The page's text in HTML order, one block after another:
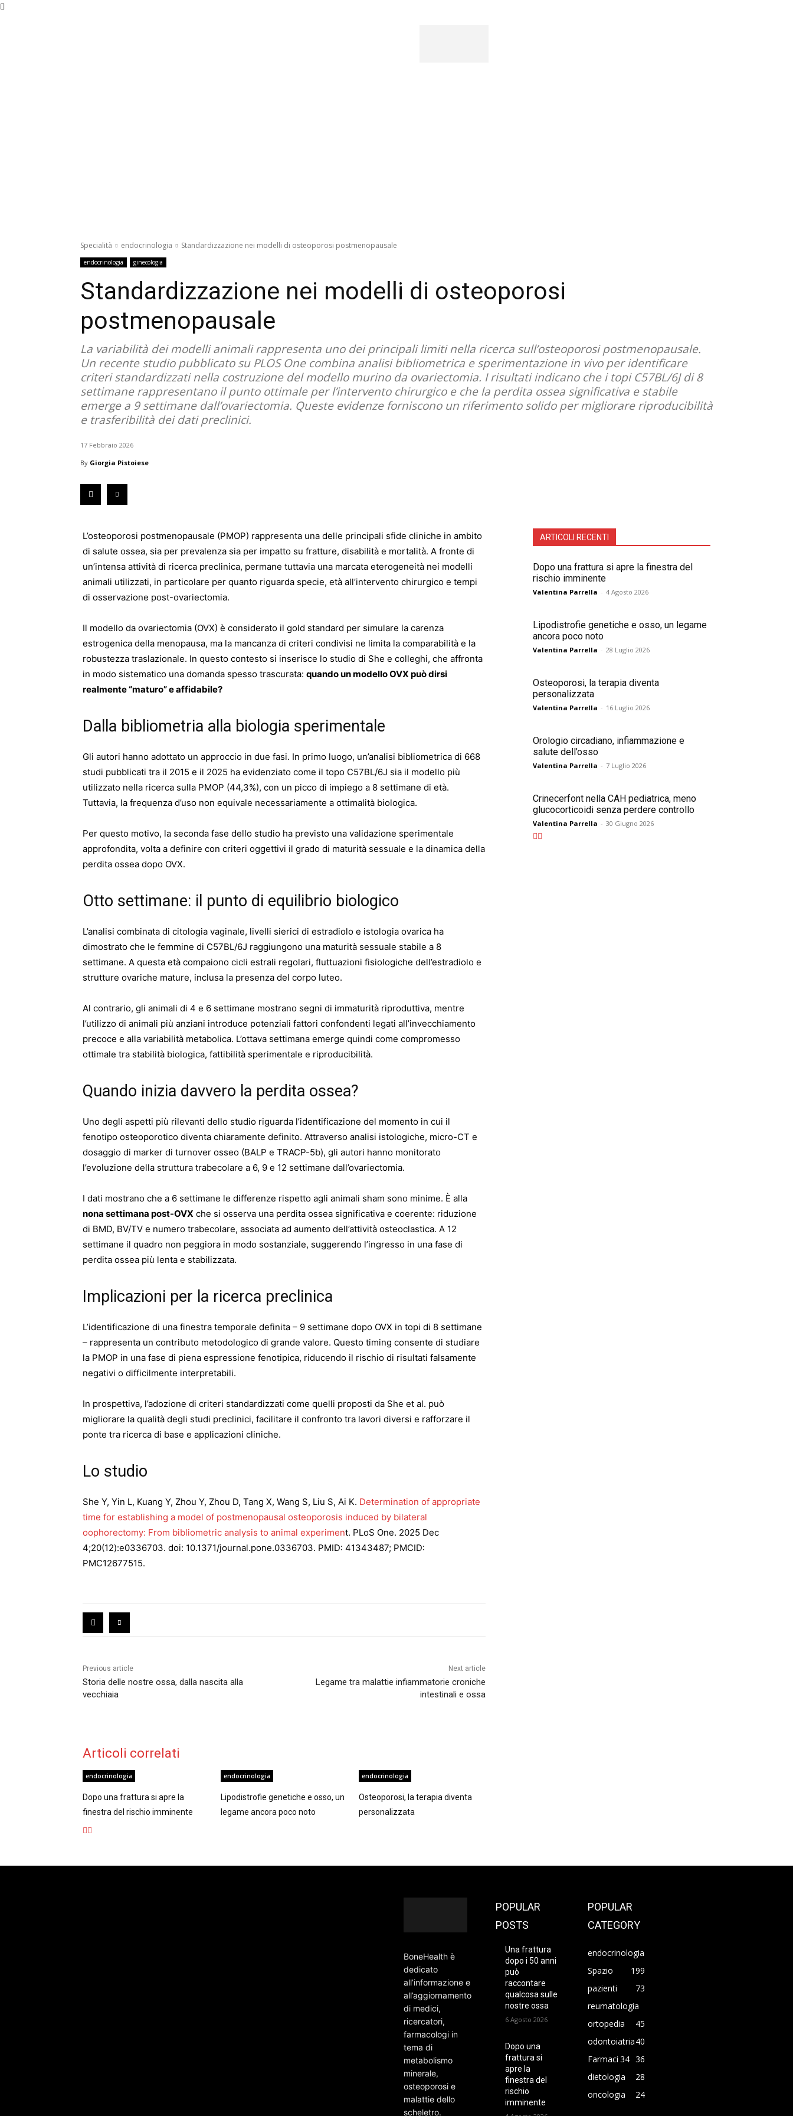
Specialità endocrinologia Standardizzazione nei modelli di osteoporosi postmenopausale
endocrinologia ginecologia
Standardizzazione nei modelli di osteoporosi
postmenopausale
La variabilità dei modelli animali rappresenta uno dei principali limiti nella ricerca sull’osteoporosi postmenopausale.
Un recente studio pubblicato su PLOS One combina analisi bibliometrica e sperimentazione in vivo per identificare
criteri standardizzati nella costruzione del modello murino da ovariectomia. I risultati indicano che i topi C57BL/6J di 8
settimane rappresentano il punto ottimale per l’intervento chirurgico e che la perdita ossea significativa e stabile
emerge a 9 settimane dall’ovariectomia. Queste evidenze forniscono un riferimento solido per migliorare riproducibilità
e trasferibilità dei dati preclinici.
17 Febbraio 2026
By Giorgia Pistoiese
L’osteoporosi postmenopausale (PMOP) rappresenta una delle principali sfide cliniche in ambito
di salute ossea, sia per prevalenza sia per impatto su fratture, disabilità e mortalità. A fronte di
un’intensa attività di ricerca preclinica, permane tuttavia una marcata eterogeneità nei modelli
animali utilizzati, in particolare per quanto riguarda specie, età all’intervento chirurgico e tempi
di osservazione post-ovariectomia.
Il modello da ovariectomia (OVX) è considerato il gold standard per simulare la carenza
estrogenica della menopausa, ma la mancanza di criteri condivisi ne limita la comparabilità e la
robustezza traslazionale. In questo contesto si inserisce lo studio di She e colleghi, che affronta
in modo sistematico una domanda spesso trascurata: quando un modello OVX può dirsi
realmente “maturo” e affidabile?
Dalla bibliometria alla biologia sperimentale
Gli autori hanno adottato un approccio in due fasi. In primo luogo, un’analisi bibliometrica di 668
studi pubblicati tra il 2015 e il 2025 ha evidenziato come il topo C57BL/6J sia il modello più
utilizzato nella ricerca sulla PMOP (44,3%), con un picco di impiego a 8 settimane di età.
Tuttavia, la frequenza d’uso non equivale necessariamente a ottimalità biologica.
Per questo motivo, la seconda fase dello studio ha previsto una validazione sperimentale
approfondita, volta a definire con criteri oggettivi il grado di maturità sessuale e la dinamica della
perdita ossea dopo OVX.
Otto settimane: il punto di equilibrio biologico
L’analisi combinata di citologia vaginale, livelli sierici di estradiolo e istologia ovarica ha
dimostrato che le femmine di C57BL/6J raggiungono una maturità sessuale stabile a 8
settimane. A questa età compaiono cicli estrali regolari, fluttuazioni fisiologiche dell’estradiolo e
strutture ovariche mature, inclusa la presenza del corpo luteo.
Al contrario, gli animali di 4 e 6 settimane mostrano segni di immaturità riproduttiva, mentre
l’utilizzo di animali più anziani introduce potenziali fattori confondenti legati all’invecchiamento
precoce e alla variabilità metabolica. L’ottava settimana emerge quindi come compromesso
ottimale tra stabilità biologica, fattibilità sperimentale e riproducibilità.
Quando inizia davvero la perdita ossea?
Uno degli aspetti più rilevanti dello studio riguarda l’identificazione del momento in cui il
fenotipo osteoporotico diventa chiaramente definito. Attraverso analisi istologiche, micro-CT e
dosaggio di marker di turnover osseo (BALP e TRACP-5b), gli autori hanno monitorato
l’evoluzione della struttura trabecolare a 6, 9 e 12 settimane dall’ovariectomia.
I dati mostrano che a 6 settimane le differenze rispetto agli animali sham sono minime. È alla
nona settimana post-OVX che si osserva una perdita ossea significativa e coerente: riduzione
di BMD, BV/TV e numero trabecolare, associata ad aumento dell’attività osteoclastica. A 12
settimane il quadro non peggiora in modo sostanziale, suggerendo l’ingresso in una fase di
perdita ossea più lenta e stabilizzata.
Implicazioni per la ricerca preclinica
L’identificazione di una finestra temporale definita – 9 settimane dopo OVX in topi di 8 settimane
– rappresenta un contributo metodologico di grande valore. Questo timing consente di studiare
la PMOP in una fase di piena espressione fenotipica, riducendo il rischio di risultati falsamente
negativi o difficilmente interpretabili.
In prospettiva, l’adozione di criteri standardizzati come quelli proposti da She et al. può
migliorare la qualità degli studi preclinici, facilitare il confronto tra lavori diversi e rafforzare il
ponte tra ricerca di base e applicazioni cliniche.
Lo studio
She Y, Yin L, Kuang Y, Zhou Y, Zhou D, Tang X, Wang S, Liu S, Ai K. Determination of appropriate
time for establishing a model of postmenopausal osteoporosis induced by bilateral
oophorectomy: From bibliometric analysis to animal experiment. PLoS One. 2025 Dec
4;20(12):e0336703. doi: 10.1371/journal.pone.0336703. PMID: 41343487; PMCID:
PMC12677515.
Previous article
Storia delle nostre ossa, dalla nascita alla
vecchiaia
Next article
Legame tra malattie infiammatorie croniche
intestinali e ossa
ARTICOLI RECENTI
Dopo una frattura si apre la finestra del
rischio imminente
Valentina Parrella - 4 Agosto 2026
Lipodistrofie genetiche e osso, un legame
ancora poco noto
Valentina Parrella - 28 Luglio 2026
Osteoporosi, la terapia diventa
personalizzata
Valentina Parrella - 16 Luglio 2026
Orologio circadiano, infiammazione e
salute dell’osso
Valentina Parrella - 7 Luglio 2026
Crinecerfont nella CAH pediatrica, meno
glucocorticoidi senza perdere controllo
Valentina Parrella - 30 Giugno 2026
Articoli correlati
endocrinologia
Dopo una frattura si apre la
finestra del rischio imminente
endocrinologia
Lipodistrofie genetiche e osso, un
legame ancora poco noto
endocrinologia
Osteoporosi, la terapia diventa
personalizzata
BoneHealth è
dedicato
all’informazione e
all’aggiornamento
di medici,
ricercatori,
farmacologi in
tema di
metabolismo
minerale,
osteoporosi e
malattie dello
scheletro.
POPULAR
POSTS
Una frattura
dopo i 50 anni
può
raccontare
qualcosa sulle
nostre ossa
6 Agosto 2026
Dopo una
frattura si
apre la
finestra del
rischio
imminente
POPULAR
CATEGORY
endocrinologia
199
Spazio
pazienti
73
reumatologia
45
ortopedia
40
odontoiatria
36
Farmaci 34
dietologia
28
oncologia
24